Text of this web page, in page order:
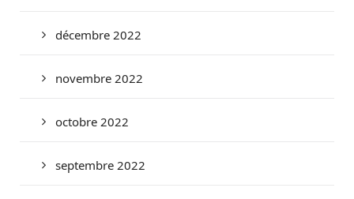
décembre 2022
novembre 2022
octobre 2022
septembre 2022